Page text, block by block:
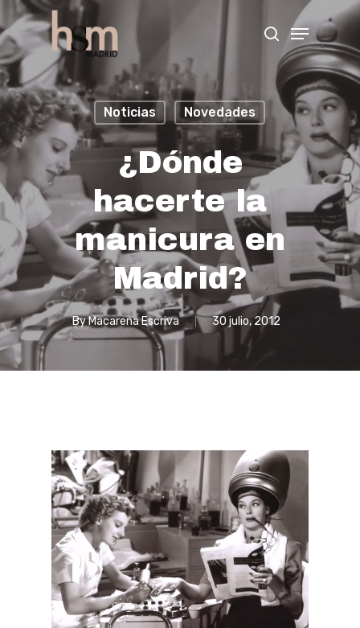
Hit enter to search or ESC to close
Noticias Novedades
¿Dónde
hacerte la
manicura en
Madrid?
ByMacarena Escriva 30 julio, 2012